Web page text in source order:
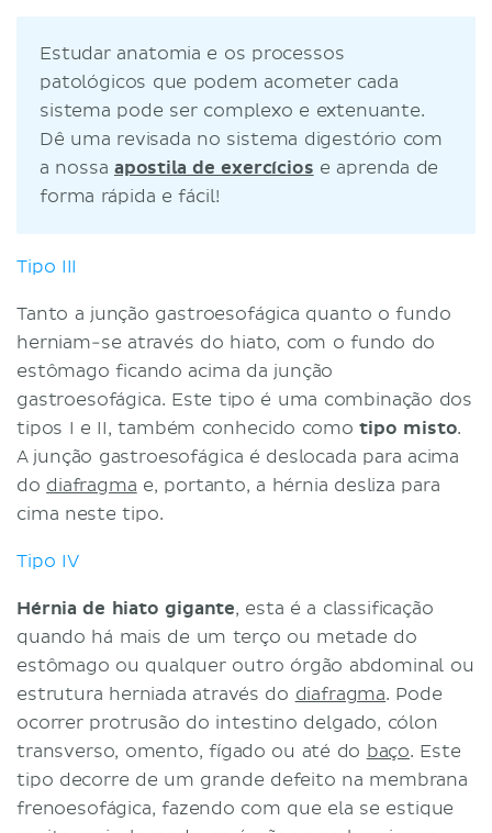
Estudar anatomia e os processos
patológicos que podem acometer cada
sistema pode ser complexo e extenuante.
Dê uma revisada no sistema digestório com
a nossa apostila de exercícios e aprenda de
forma rápida e fácil!
Tipo III
Tanto a junção gastroesofágica quanto o fundo
herniam-se através do hiato, com o fundo do
estômago ficando acima da junção
gastroesofágica. Este tipo é uma combinação dos
tipos I e II, também conhecido comotipo misto.
A junção gastroesofágica é deslocada para acima
do diafragma e, portanto, a hérnia desliza para
cima neste tipo.
Tipo IV
Hérnia de hiato gigante, esta é a classificação
quando há mais de um terço ou metade do
estômago ou qualquer outro órgão abdominal ou
estrutura herniada através do diafragma. Pode
ocorrer protrusão do intestino delgado, cólon
transverso, omento, fígado ou até do baço. Este
tipo decorre de um grande defeito na membrana
frenoesofágica, fazendo com que ela se estique